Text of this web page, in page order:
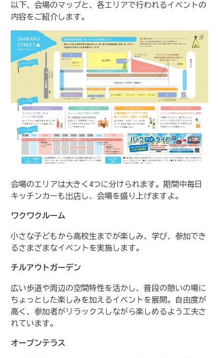
以下、会場のマップと、各エリアで行われるイベントの
内容をご紹介します。
会場のエリアは大きく4つに分けられます。期間中毎日
キッチンカーも出店し、会場を盛り上げますよ。
ワクワクルーム
小さな子どもから高校生までが楽しみ、学び、参加でき
るさまざまなイベントを実施します。
チルアウトガーデン
広い歩道や周辺の空間特性を活かし、普段の憩いの場に
ちょっとした楽しみを加えるイベントを展開。自由度が
高く、参加者がリラックスしながら楽しめるよう工夫さ
れています。
オープンテラス